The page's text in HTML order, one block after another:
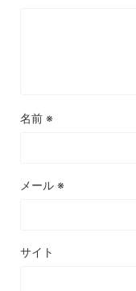
名前 ※
メール ※
サイト